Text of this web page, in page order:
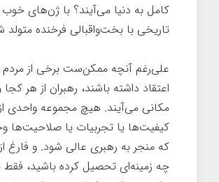
کامل به دنیا می‌آیند؟ با ژن‌های خوب
تاریخی با بخت‌واقبالی فرخنده متولد
علی‌رغم آنچه ممکن‌ست برخی از مردم
اعتقاد داشته باشند، رهبران از هر
مکانی می‌آیند. هیچ مجموعه واحدی از
کیفیت‌ها یا تجربیات یا صلاحیت‌ها
که منجر به رهبری عالی شود. و فارغ از
چه زمینه‌ای تحصیل کرده باشید،